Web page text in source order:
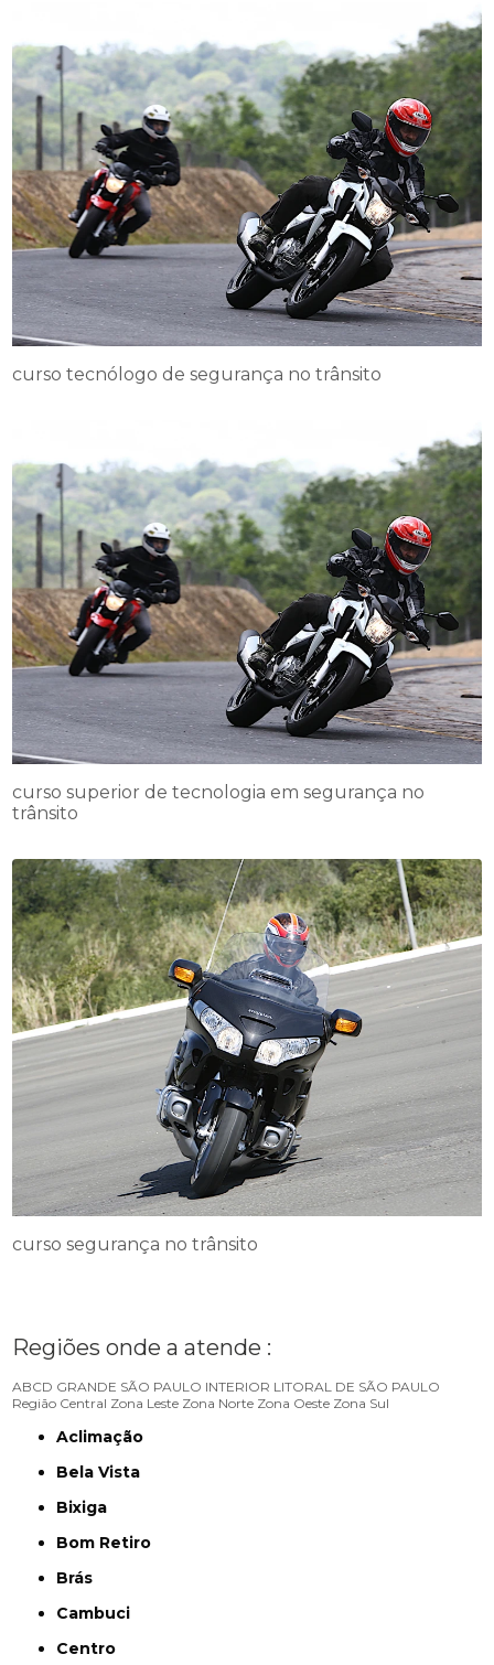
curso tecnólogo de segurança no trânsito
curso superior de tecnologia em segurança no
trânsito
curso segurança no trânsito
Regiões onde a atende :
ABCD GRANDE SÃO PAULO INTERIOR LITORAL DE SÃO PAULO
Região Central Zona Leste Zona Norte Zona Oeste Zona Sul
Aclimação
Bela Vista
Bixiga
Bom Retiro
Brás
Cambuci
Centro